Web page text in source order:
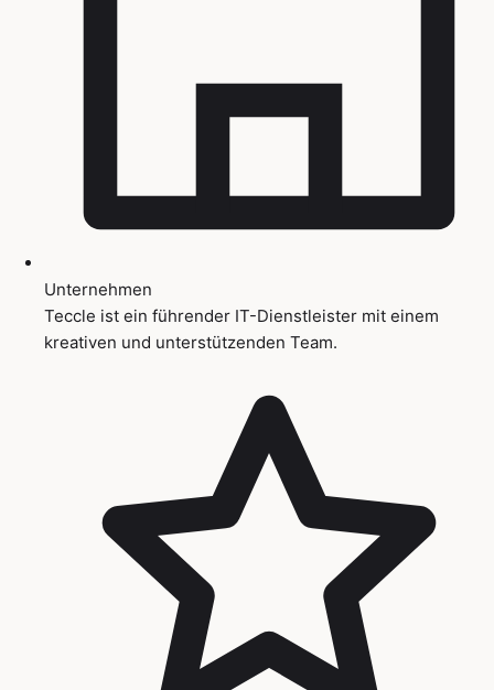
Unternehmen
Teccle ist ein führender IT-Dienstleister mit einem
kreativen und unterstützenden Team.